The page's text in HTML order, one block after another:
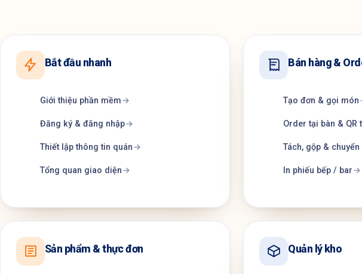
Bắt đầu nhanh
Giới thiệu phần mềm
Đăng ký & đăng nhập
Thiết lập thông tin quán
Tổng quan giao diện
Bán hàng &
Tạo đơn & gọi món
Order tại bàn & QR
Tách, gộp & chuyển
In phiếu bếp / bar
Sản phẩm & thực đơn Quản lý kho